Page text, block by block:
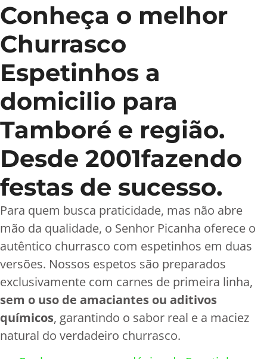
Conheça o melhor
Churrasco
Espetinhos a
domicilio para
Tamboré e região.
Desde 2001fazendo
festas de sucesso.
Para quem busca praticidade, mas não abre
mão da qualidade, o Senhor Picanha oferece o
autêntico churrasco com espetinhos em duas
versões. Nossos espetos são preparados
exclusivamente com carnes de primeira linha,
sem o uso de amaciantes ou aditivos
químicos, garantindo o sabor real e a maciez
natural do verdadeiro churrasco.